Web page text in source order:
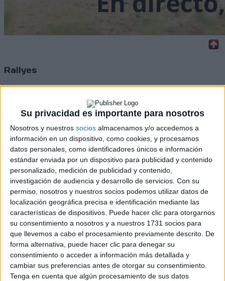
Su privacidad es importante para nosotros
Nosotros y nuestros socios almacenamos y/o accedemos a
información en un dispositivo, como cookies, y procesamos
datos personales, como identificadores únicos e información
estándar enviada por un dispositivo para publicidad y contenido
personalizado, medición de publicidad y contenido,
investigación de audiencia y desarrollo de servicios. Con su
permiso, nosotros y nuestros socios podemos utilizar datos de
localización geográfica precisa e identificación mediante las
características de dispositivos. Puede hacer clic para otorgarnos
su consentimiento a nosotros y a nuestros 1731 socios para
que llevemos a cabo el procesamiento previamente descrito. De
forma alternativa, puede hacer clic para denegar su
consentimiento o acceder a información más detallada y
cambiar sus preferencias antes de otorgar su consentimiento.
Tenga en cuenta que algún procesamiento de sus datos
Rallyes
WRC
ERC
CERA
CERT
Internacionales
Campeonatos Autonómicos
Históricos
Dakar
RallyCross
Circuitos
Fórmula E
F2 / F3 / F4
Resistencia
Indycar
Otros